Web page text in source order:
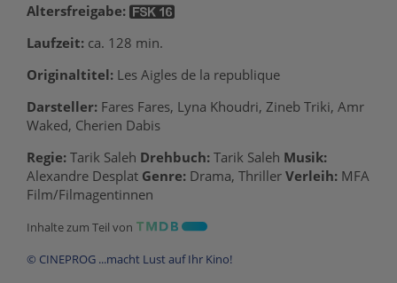
Altersfreigabe:
Laufzeit: ca. 128 min.
Originaltitel: Les Aigles de la republique
Darsteller: Fares Fares, Lyna Khoudri, Zineb Triki, Amr
Waked, Cherien Dabis
Regie: Tarik Saleh Drehbuch: Tarik Saleh Musik:
Alexandre Desplat Genre: Drama, Thriller Verleih: MFA
Film/Filmagentinnen
Inhalte zum Teil von
© CINEPROG ...macht Lust auf Ihr Kino!